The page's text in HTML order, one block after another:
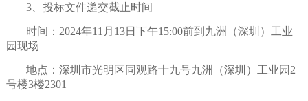
3、投标文件递交截止时间
时间： 2024年11 月 13日下午15:00前到 九洲（深圳）工业
园现场
地点：深圳市光明区同观路十九号九洲（深圳）工业园 2
号楼3楼2301